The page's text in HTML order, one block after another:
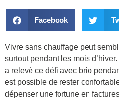
Facebook
Vivre sans chauffage peut
surtout pendant les mois
a relevé ce défi avec brio
est possible de rester
dépenser une fortune en